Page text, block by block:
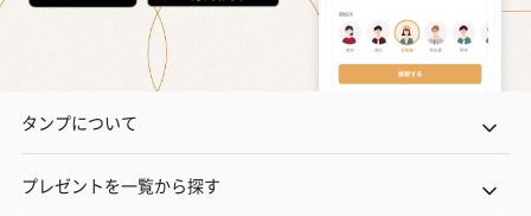
タンプについて
プレゼントを一覧から探す